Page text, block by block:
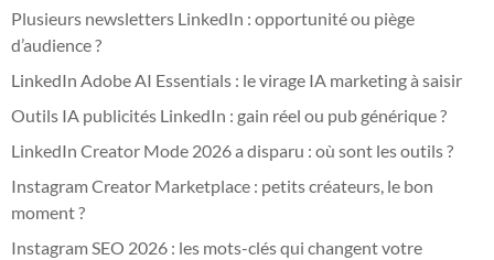
Plusieurs newsletters LinkedIn : opportunité ou piège
d’audience ?
LinkedIn Adobe AI Essentials : le virage IA marketing à saisir
Outils IA publicités LinkedIn : gain réel ou pub générique ?
LinkedIn Creator Mode 2026 a disparu : où sont les outils ?
Instagram Creator Marketplace : petits créateurs, le bon
moment ?
Instagram SEO 2026 : les mots-clés qui changent votre